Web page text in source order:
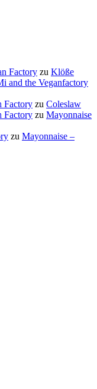
Factory zu Klöße
and the Veganfactory
Factory zu Coleslaw
Factory zu Mayonnaise
zu Mayonnaise –